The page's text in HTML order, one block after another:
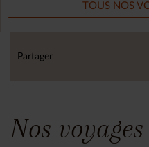
TOUS NOS
Partager
Nos